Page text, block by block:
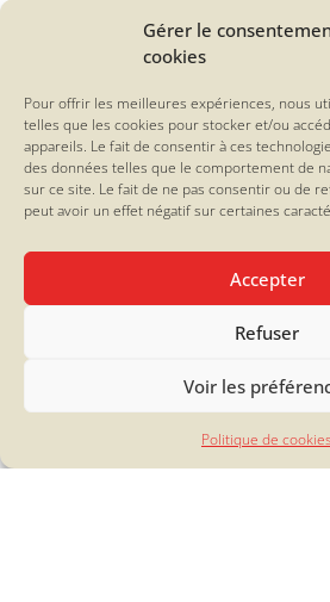
Gérer le
cookies
Pour offrir les meilleures expériences, nous
telles que les cookies pour stocker et/ou
appareils. Le fait de consentir à ces
des données telles que le comportement de
sur ce site. Le fait de ne pas consentir ou de
peut avoir un effet négatif sur certaines
Accepter
Refuser
Voir les
Politique de cookies
CATÉGORIES
Bières et vins
Biscuiterie
Confiseries
Confitures
Epicerie fine
Idées cadeaux
Nos coffrets valeurs sûres
Nos compositions et douceurs
Nos douceurs à petits prix